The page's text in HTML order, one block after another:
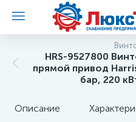
HRS-9527800
прямой привод
бар, 220
Описание